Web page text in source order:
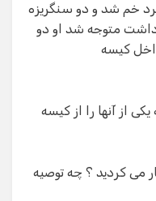
خم شد و دو سنگریزه
متوجه شد او دو
کیسه
از آنها را از کیسه
می کردید ؟ چه توصیه